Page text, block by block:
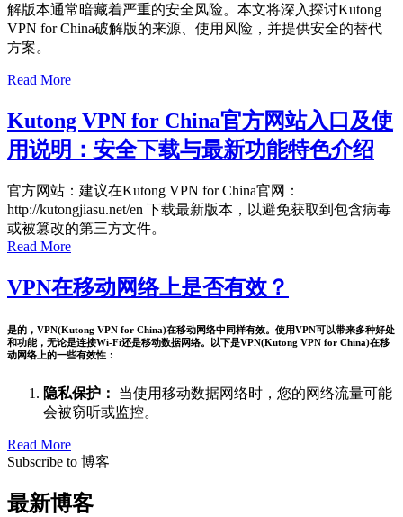
解版本通常暗藏着严重的安全风险。本文将深入探讨Kutong
VPN for China破解版的来源、使用风险，并提供安全的替代
方案。
Read More
Kutong VPN for China官方网站入口及使
用说明：安全下载与最新功能特色介绍
官方网站：建议在Kutong VPN for China官网：
http://kutongjiasu.net/en 下载最新版本，以避免获取到包含病毒
或被篡改的第三方文件。
Read More
VPN在移动网络上是否有效？
是的，VPN(Kutong VPN for China)在移动网络中同样有效。使用VPN可以带来多种好处
和功能，无论是连接Wi-Fi还是移动数据网络。以下是VPN(Kutong VPN for China)在移
动网络上的一些有效性：
隐私保护：
当使用移动数据网络时，您的网络流量可能
会被窃听或监控。
Read More
Subscribe to 博客
最新博客